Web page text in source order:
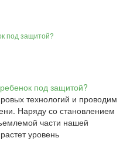
под защитой?
технологий и проводим
Наряду со становлением
части нашей
уровень